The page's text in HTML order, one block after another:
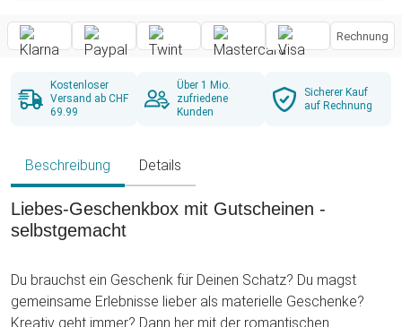
Rechnung
Kostenloser
Versand ab CHF
69.99
Über 1 Mio.
zufriedene
Kunden
Sicherer Kauf
auf Rechnung
Beschreibung Details
Liebes-Geschenkbox mit Gutscheinen -
selbstgemacht
Du brauchst ein Geschenk für Deinen Schatz? Du magst
gemeinsame Erlebnisse lieber als materielle Geschenke?
Kreativ geht immer? Dann her mit der romantischen